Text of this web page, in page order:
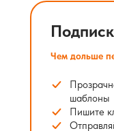
Чем дольше
шаблоны
Пишите